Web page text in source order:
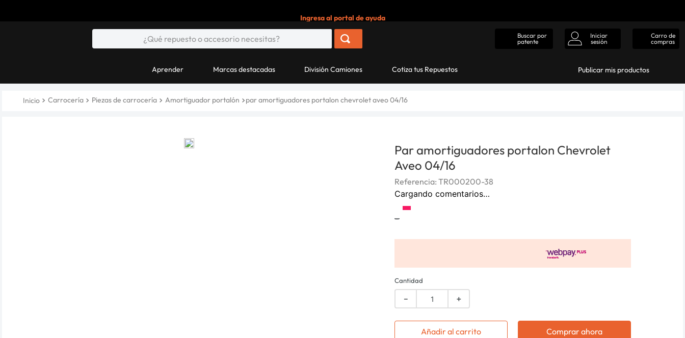
Ingresa al portal de ayuda
Buscar por
patente
Iniciar
sesión
Carro de
compras
Aprender Marcas destacadas División Camiones Cotiza tus Repuestos Publicar mis productos
Carrocería Piezas de carrocería Amortiguador portalón par amortiguadores portalon chevrolet aveo 04/16
Par amortiguadores portalon Chevrolet
Aveo 04/16
Referencia: TR000200-38
Cargando comentarios…
-
Cantidad
＋
－
Añadir al carrito Comprar ahora